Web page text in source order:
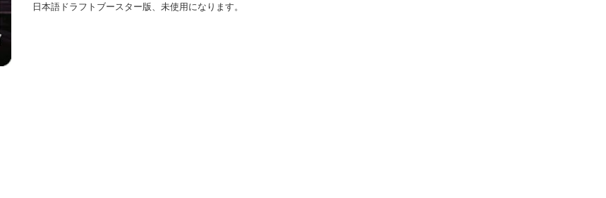
日本語ドラフトブースター版、未使用になります。